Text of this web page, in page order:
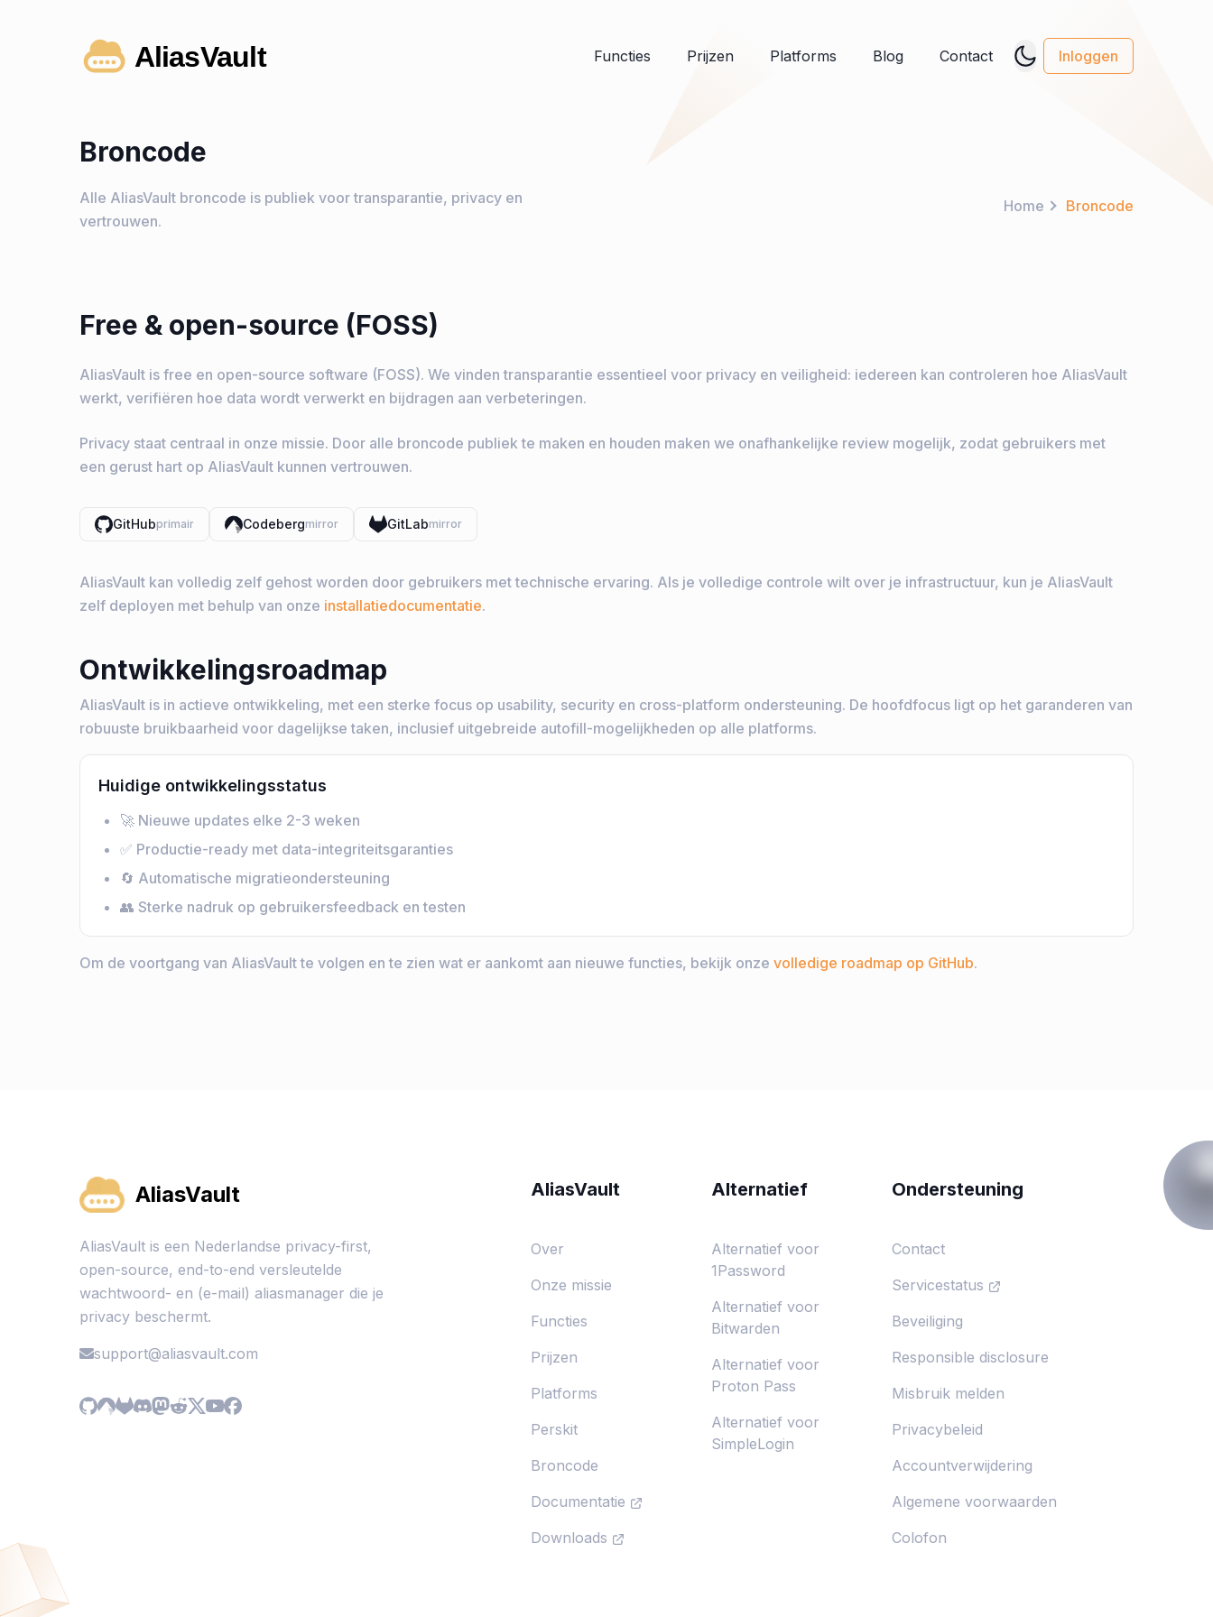
AliasVault Functies Prijzen Platforms Blog Contact Inloggen
Broncode
Alle AliasVault broncode is publiek voor transparantie, privacy en
vertrouwen.
Home Broncode
Free & open-source (FOSS)
AliasVault is free en open-source software (FOSS). We vinden transparantie essentieel voor privacy en veiligheid: iedereen kan controleren hoe AliasVault
werkt, verifiëren hoe data wordt verwerkt en bijdragen aan verbeteringen.
Privacy staat centraal in onze missie. Door alle broncode publiek te maken en houden maken we onafhankelijke review mogelijk, zodat gebruikers met
een gerust hart op AliasVault kunnen vertrouwen.
GitHubprimair Codebergmirror GitLabmirror
AliasVault kan volledig zelf gehost worden door gebruikers met technische ervaring. Als je volledige controle wilt over je infrastructuur, kun je AliasVault
zelf deployen met behulp van onze installatiedocumentatie.
Ontwikkelingsroadmap
AliasVault is in actieve ontwikkeling, met een sterke focus op usability, security en cross-platform ondersteuning. De hoofdfocus ligt op het garanderen van
robuuste bruikbaarheid voor dagelijkse taken, inclusief uitgebreide autofill-mogelijkheden op alle platforms.
Huidige ontwikkelingsstatus
🚀 Nieuwe updates elke 2-3 weken
✅ Productie-ready met data-integriteitsgaranties
🔄 Automatische migratieondersteuning
👥 Sterke nadruk op gebruikersfeedback en testen
Om de voortgang van AliasVault te volgen en te zien wat er aankomt aan nieuwe functies, bekijk onze volledige roadmap op GitHub.
AliasVault
AliasVault is een Nederlandse privacy-first,
open-source, end-to-end versleutelde
wachtwoord- en (e-mail) aliasmanager die je
privacy beschermt.
support@aliasvault.com
AliasVault
Over
Onze missie
Functies
Prijzen
Platforms
Perskit
Broncode
Documentatie
Downloads
Alternatief
Alternatief voor
1Password
Alternatief voor
Bitwarden
Alternatief voor
Proton Pass
Alternatief voor
SimpleLogin
Ondersteuning
Contact
Servicestatus
Beveiliging
Responsible disclosure
Misbruik melden
Privacybeleid
Accountverwijdering
Algemene voorwaarden
Colofon